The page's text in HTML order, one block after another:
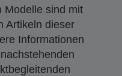
Modelle sind mit
Artikeln dieser
Informationen